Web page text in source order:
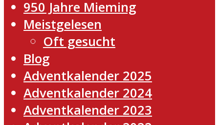
950 Jahre Mieming
Meistgelesen
Oft gesucht
Blog
Adventkalender 2025
Adventkalender 2024
Adventkalender 2023